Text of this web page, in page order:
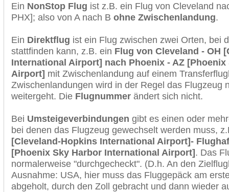
Ein NonStop Flug ist z.B. ein Flug von Cleveland
PHX]; also von A nach B ohne Zwischenlandung.
Ein Direktflug ist ein Flug zwischen zwei Orten, bei
stattfinden kann, z.B. ein Flug von Cleveland - OH
International Airport] nach Phoenix - AZ
Airport] mit Zwischenlandung auf einem
Zwischenlandungen wird in der Regel das Flugzeug
weitergeht. Die Flugnummer ändert sich nicht.
Bei Umsteigeverbindungen gibt es einen oder
bei denen das Flugzeug gewechselt werden muss,
[Cleveland-Hopkins International Airport]-
[Phoenix Sky Harbor International Airport]. Das
normalerweise "durchgecheckt". (D.h. An den
Ausnahme: USA, hier muss das Fluggepäck am
abgeholt, durch den Zoll gebracht und dann wieder